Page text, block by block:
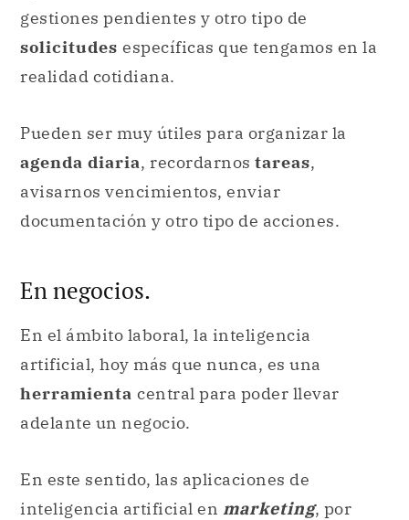
gestiones pendientes y otro tipo de
solicitudes específicas que tengamos en la
realidad cotidiana.
Pueden ser muy útiles para organizar la
agenda diaria, recordarnos tareas,
avisarnos vencimientos, enviar
documentación y otro tipo de acciones.
En negocios.
En el ámbito laboral, la inteligencia
artificial, hoy más que nunca, es una
herramienta central para poder llevar
adelante un negocio.
En este sentido, las aplicaciones de
inteligencia artificial en marketing, por